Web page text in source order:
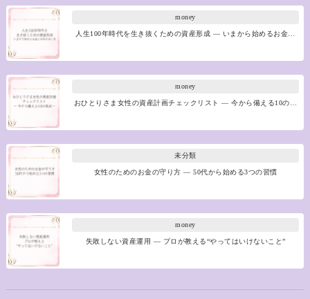
money
人生100年時代を生き抜くための資産形成 ― いまから始めるお金…
money
おひとりさま女性の資産計画チェックリスト ― 今から備える10の…
未分類
女性のためのお金の守り方 ― 50代から始める3つの習慣
money
失敗しない資産運用 ― プロが教える“やってはいけないこと”